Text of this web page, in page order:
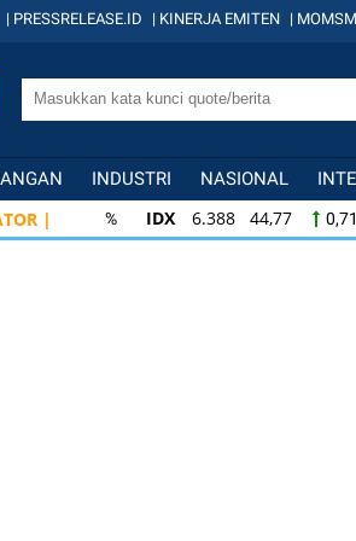
| PRESSRELEASE.ID | KINERJA EMITEN |
INDUSTRI NASIONAL
| IDX 6.388 44,77 0,71%
KOMPAS100
841 8,62